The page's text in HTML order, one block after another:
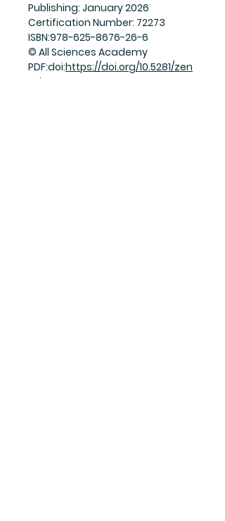
Publishing: January 2026
Certification Number: 72273
ISBN:978-625-8676-26-6
© All Sciences Academy
PDF:doi:https://doi.org/10.5281/zen
odo.18407493